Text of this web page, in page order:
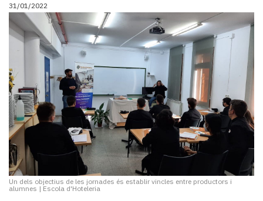
31/01/2022
Un dels objectius de les jornades és establir vincles entre productors i
alumnes | Escola d'Hoteleria